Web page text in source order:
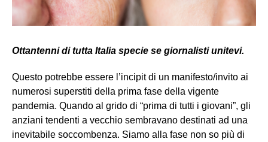
Ottantenni di tutta Italia specie se giornalisti unitevi.
Questo potrebbe essere l’incipit di un manifesto/invito ai
numerosi superstiti della prima fase della vigente
pandemia. Quando al grido di “prima di tutti i giovani”, gli
anziani tendenti a vecchio sembravano destinati ad una
inevitabile soccombenza. Siamo alla fase non so più di